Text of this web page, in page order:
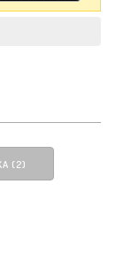
(2)